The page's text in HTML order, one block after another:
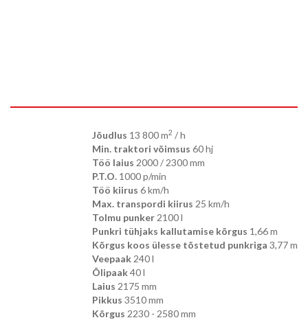
Jõudlus 13 800 m2 / h
Min. traktori võimsus 60 hj
Töö laius 2000 / 2300 mm
P.T.O. 1000 p/min
Töö kiirus 6 km/h
Max. transpordi kiirus 25 km/h
Tolmu punker 2100 l
Punkri tühjaks kallutamise kõrgus 1,66 m
Kõrgus koos ülesse tõstetud punkriga 3,77 m
Veepaak 240 l
Õlipaak40 l
Laius 2175 mm
Pikkus 3510 mm
Kõrgus 2230 - 2580 mm